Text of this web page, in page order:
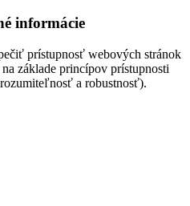
informácie
prístupnosť webových stránok
základe princípov prístupnosti
a robustnosť).